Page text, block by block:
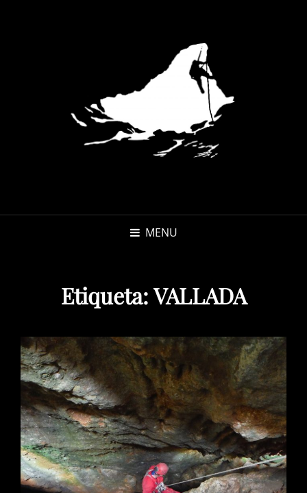
MENU
Etiqueta:VALLADA